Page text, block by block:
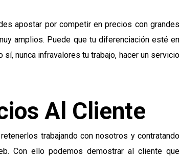
apostar por competir en precios con grandes
amplios. Puede que tu diferenciación esté en
nunca infravalores tu trabajo, hacer un servicio
Al Cliente
trabajando con nosotros y contratando
Con ello podemos demostrar al cliente que